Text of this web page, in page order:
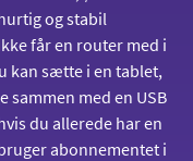
og stabil
får en router med i
kan sætte i en tablet,
med en USB
du allerede har en
abonnementet i